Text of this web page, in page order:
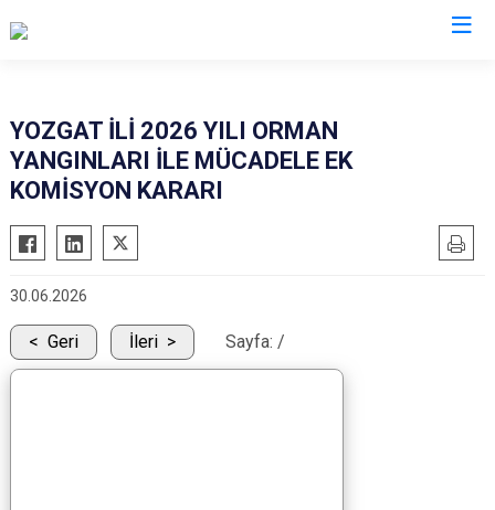
YOZGAT İLİ 2026 YILI ORMAN
YANGINLARI İLE MÜCADELE EK
KOMİSYON KARARI
30.06.2026
Geri İleri Sayfa: /